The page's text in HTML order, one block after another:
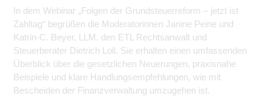
In dem Webinar „Folgen der Grundsteuerreform – jetzt ist
Zahltag“ begrüßen die Moderatorinnen Janine Peine und
Katrin-C. Beyer, LLM. den ETL Rechtsanwalt und
Steuerberater Dietrich Loll. Sie erhalten einen umfassenden
Überblick über die gesetzlichen Neuerungen, praxisnahe
Beispiele und klare Handlungsempfehlungen, wie mit
Bescheiden der Finanzverwaltung umzugehen ist.